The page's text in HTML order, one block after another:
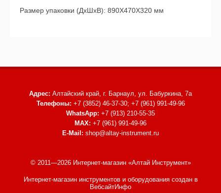
Размер упаковки (ДхШхВ): 890Х470Х320 мм
Адрес: Алтайский край, г. Барнаул, ул. Бабуркина, 7а
Телефоны: +7 (3852) 46-37-30; +7 (961) 991-49-96
WhatsApp: +7 (913) 210-55-35
MAX: +7 (961) 991-49-96
E-Mail: shop@altay-instrument.ru
© 2011—2026 Интернет-магазин «Алтай Инструмент»
Интернет-магазин инструментов и оборудованиясоздан в
ВебсайтИнфо